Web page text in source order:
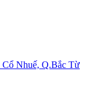
Cổ Nhuế, Q.Bắc Từ